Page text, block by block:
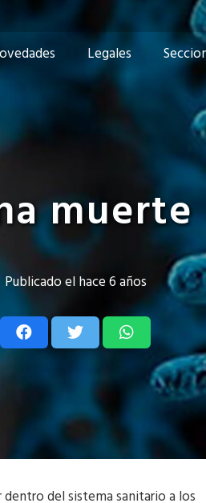
Legales
Publicado elhace 6 años
del sistema sanitario a los